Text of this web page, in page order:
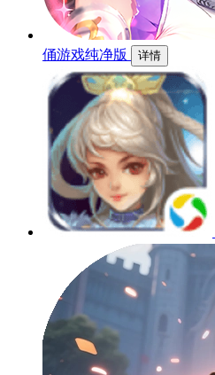
俑游戏纯净版
详情